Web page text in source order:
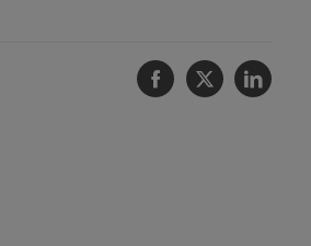
Facebook
Twitter